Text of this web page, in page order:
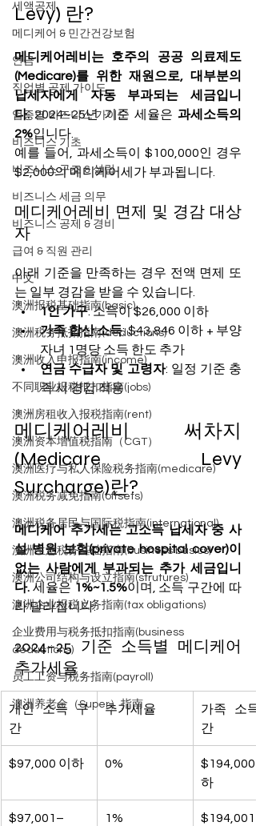
세액공제
메디케어 & 민간건강보험
연금
직업별 공제 가이드
업종별 비즈니스 가이드
비즈니스 기초
비즈니스 구조 & 설립
비즈니스 세금 의무
비즈니스 공제 & 경비
급여 & 직원 관리
中文
澳洲报税基础指南(basic)
澳洲税务抵扣指南(deductions)
澳洲收入申报指南(income)
不同职业报税抵扣指南(jobs)
澳洲房租收入报税指南(rent)
澳洲资本增值税指南（CGT）
澳洲医疗与私人保险税务指南(medicare)
澳洲税务减免指南(offsets)
澳洲税务居民与国际税指南(international)
澳洲生意税务基础指南(business basics)
澳洲公司结构与设立指南(strutures)
澳洲企业报税义务指南(tax obligations)
企业费用与税务抵扣指南(business
deductions)
员工工资与税务指南(payroll)
澳洲养老金（Super）指南
Levy) 란?
메디케어레비는 호주의 공공 의료제도
(Medicare)를 위한 재원으로, 대부분의
납세자에게 자동 부과되는 세금입니
다. 2024–25년 기준 세율은 과세소득의
2%입니다.
예를 들어, 과세소득이 $100,000인 경우
$2,000의 메디케어세가 부과됩니다.
메디케어레비 면제 및 경감 대상
자
아래 기준을 만족하는 경우 전액 면제 또
는 일부 경감을 받을 수 있습니다.
1인 가구: 소득이 $26,000 이하
가족 합산 소득: $43,846 이하 + 부양
자녀 1명당 소득 한도 추가
연금 수급자 및 고령자: 일정 기준 충
족 시 경감 적용
메디케어레비 써차지
(Medicare Levy
Surcharge)란?
메디케어 추가세는 고소득 납세자 중 사
설 병원 보험(private hospital cover)이
없는 사람에게 부과되는 추가 세금입니
다. 세율은 1%~1.5%이며, 소득 구간에 따
라 달라집니다.
2024–25 기준 소득별 메디케어
추가세율
개인 소득 구
간
추가세율
가족 소
간
$97,000 이하 0%
하
$97,001–
1%
$194,001–